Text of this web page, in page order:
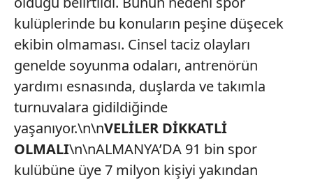
kulüplerinde bu konuların peşine düşecek
ekibin olmaması. Cinsel taciz olayları
genelde soyunma odaları, antrenörün
yardımı esnasında, duşlarda ve takımla
turnuvalara gidildiğinde
yaşanıyor.\n\nVELİLER DİKKATLİ
OLMALI\n\nALMANYA’DA 91 bin spor
kulübüne üye 7 milyon kişiyi yakından